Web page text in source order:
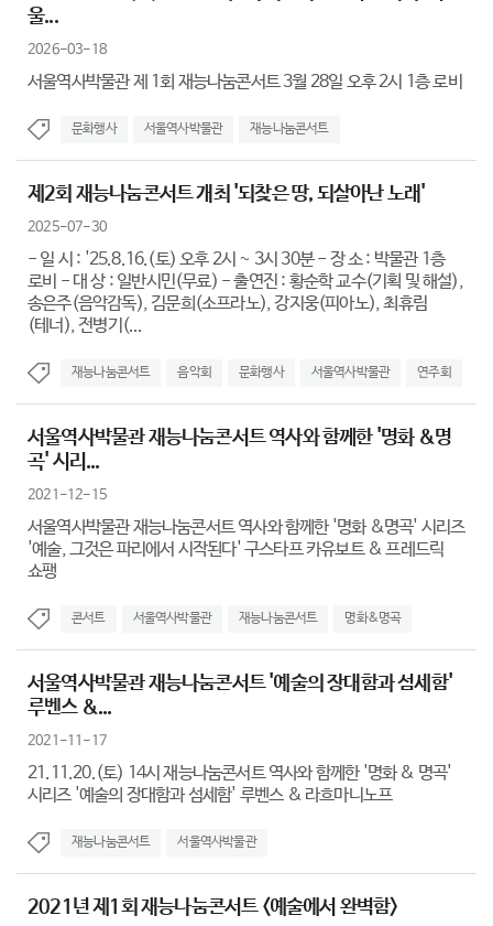
울...
2026-03-18
서울역사박물관 제 1회 재능나눔콘서트 3월 28일 오후 2시 1층 로비
문화행사 서울역사박물관 재능나눔콘서트
제2회 재능나눔콘서트 개최 '되찾은 땅, 되살아난 노래'
2025-07-30
- 일 시 : '25.8.16.(토) 오후 2시 ~ 3시 30분 - 장 소 : 박물관 1층
로비 - 대 상 : 일반시민(무료) - 출연진 : 황순학 교수(기획 및 해설),
송은주(음악감독), 김문희(소프라노), 강지웅(피아노), 최휴림
(테너), 전병기(...
재능나눔콘서트 음악회 문화행사 서울역사박물관 연주회
서울역사박물관 재능나눔콘서트 역사와 함께한 '명화 &명
곡' 시리...
2021-12-15
서울역사박물관 재능나눔콘서트 역사와 함께한 '명화 &명곡' 시리즈
'예술, 그것은 파리에서 시작된다' 구스타프 카유보트 & 프레드릭
쇼팽
콘서트 서울역사박물관 재능나눔콘서트 명화&명곡
서울역사박물관 재능나눔콘서트 '예술의 장대함과 섬세함'
루벤스 &...
2021-11-17
21.11.20.(토) 14시 재능나눔콘서트 역사와 함께한 '명화 & 명곡'
시리즈 '예술의 장대함과 섬세함' 루벤스 & 라흐마니노프
재능나눔콘서트 서울역사박물관
2021년 제1회 재능나눔콘서트 <예술에서 완벽함>